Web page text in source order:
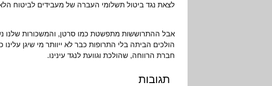
לצאת נגד ביטול תשלומי העברה של מעבידים לביטוח
אבל ההתרוששות מתפשטת כמו סרטן, והמשכורות
הולכים הביתה בלי התרופות כבר לא ייוותר מי שיגן
חברת הרווחה, שהולכת וגוועת לנגד עינינו.
תגובות